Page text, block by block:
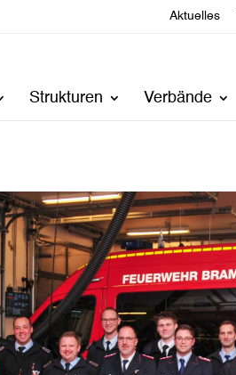
Aktuelles
Strukturen Verbände